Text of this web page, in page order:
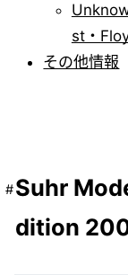
st・
その他情報
Suhr
dition